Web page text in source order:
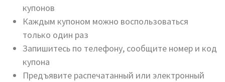
купонов
Каждым купоном можно воспользоваться
только один раз
Запишитесь по телефону, сообщите номер и код
купона
Предъявите распечатанный или электронный